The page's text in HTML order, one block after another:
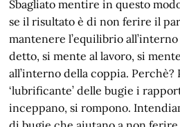
Sbagliato mentire in questo
se il risultato è di non ferire il
mantenere l’equilibrio
detto, si mente al lavoro, si
all’interno della coppia. Perchè?
‘lubrificante’ delle bugie i
inceppano, si rompono.